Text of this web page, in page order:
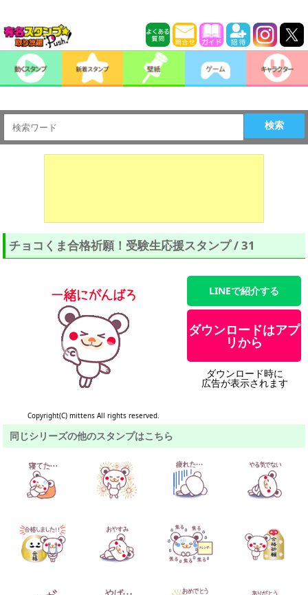
検索
チョコくま合格祈願！受験生応援スタンプ / 31
Copyright(C) mittens All rights reserved.
LINEで紹介する
ダウンロードはアプ
リから
ダウンロード時に
広告が表示されます
同じシリーズの他のスタンプはこちら